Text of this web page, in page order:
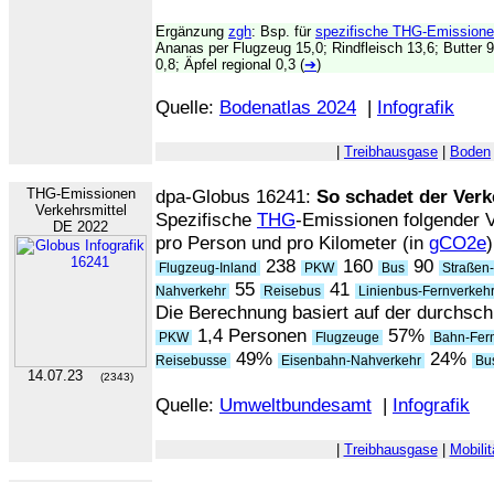
Ergänzung zgh: Bsp. für spezifische THG-
Ananas per Flugzeug 15,0; Rindfleisch 13,6; Butter
0,8; Äpfel regional 0,3 (➔)
Quelle: Bodenatlas 2024 | Infografik
Treibhausgase Boden
THG-Emissionen
Verkehrsmittel
DE 2022
14.07.23 (2343)
dpa-Globus 16241: So schadet der
Spezifische THG-Emissionen folgender
pro Person und pro Kilometer (in gCO2e
Flugzeug-Inland 238 PKW 160 Bus 90
Nahverkehr
55 Reisebus 41 Linienbus-
Die Berechnung basiert auf der
PKW 1,4 Personen Flugzeuge 57%
Bahn-
Reisebusse
49% Eisenbahn-Nahverkehr 24%
Quelle: Umweltbundesamt | Infografik
Treibhausgase|